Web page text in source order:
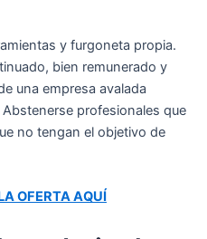
y furgoneta propia.
bien remunerado y
una empresa avalada
profesionales que
no tengan el objetivo de
OFERTA AQUÍ